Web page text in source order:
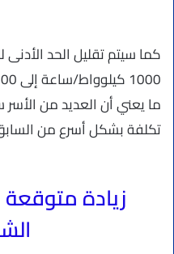
كما سيتم تقليل الحد
ما يعني أن العديد من الأسر
تكلفة بشكل أسرع من
زيادة